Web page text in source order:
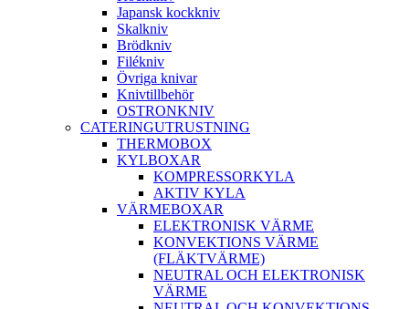
Japansk kockkniv
Skalkniv
Brödkniv
Filékniv
Övriga knivar
Knivtillbehör
OSTRONKNIV
CATERINGUTRUSTNING
THERMOBOX
KYLBOXAR
KOMPRESSORKYLA
AKTIV KYLA
VÄRMEBOXAR
ELEKTRONISK VÄRME
KONVEKTIONS VÄRME
(FLÄKTVÄRME)
NEUTRAL OCH ELEKTRONISK
VÄRME